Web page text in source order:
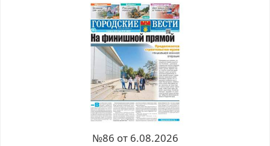
№86 от 6.08.2026